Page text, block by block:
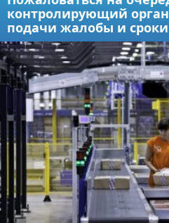
контролирующий
подачи жалобы и